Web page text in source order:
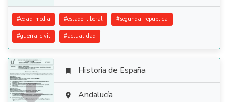
#edad-media #estado-liberal #segunda-republica
#guerra-civil #actualidad
 Historia de España
 Andalucía